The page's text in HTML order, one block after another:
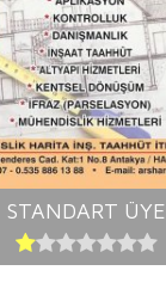
STANDART ÜYE